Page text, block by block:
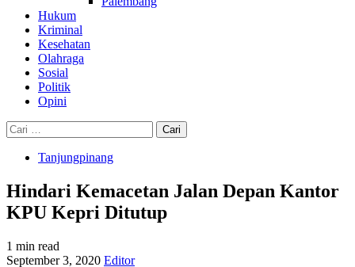
Hukum
Kriminal
Kesehatan
Olahraga
Sosial
Politik
Opini
Cari
untuk:
Tanjungpinang
Hindari Kemacetan Jalan Depan Kantor
KPU Kepri Ditutup
1 min read
September 3, 2020 Editor